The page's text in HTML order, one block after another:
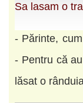
Sa lasam o
- Părinte,
- Pentru că
lăsat o